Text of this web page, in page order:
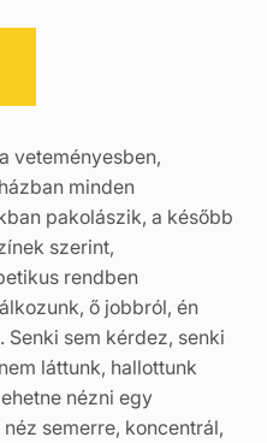
veteményesben,
minden
pakolászik, a később
szerint,
rendben
ő jobbról, én
sem kérdez, senki
láttunk, hallottunk
nézni egy
semerre, koncentrál,